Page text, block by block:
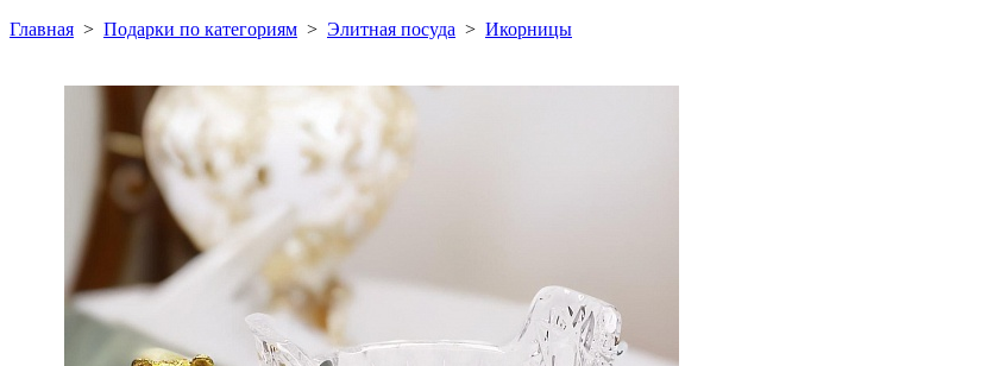
Главная > Подарки по категориям > Элитная посуда > Икорницы